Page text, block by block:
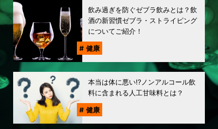
飲み過ぎを防ぐゼブラ飲みとは？飲
酒の新習慣ゼブラ・ストライピング
についてご紹介！
健康
本当は体に悪い!?ノンアルコール飲
料に含まれる人工甘味料とは？
健康